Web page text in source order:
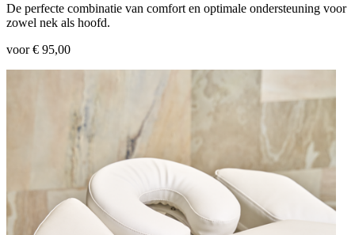
De perfecte combinatie van comfort en optimale ondersteuning voor
zowel nek als hoofd.
voor € 95,00